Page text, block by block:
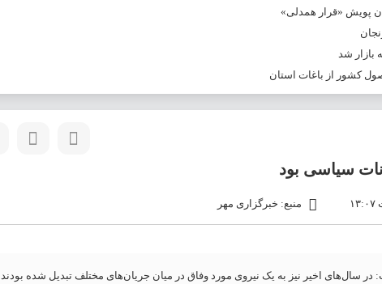
سیاسی بود
منبع: خبرگزاری مهر
اخیر نیز به یک نیروی مورد وفاق در میان جریان‌های مختلف تبدیل شده بودند